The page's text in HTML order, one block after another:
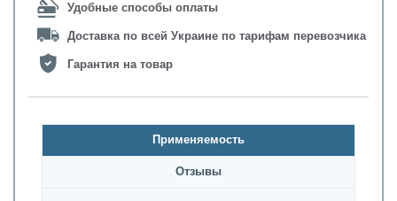
Удобные способы оплаты
Доставка по всей Украине по тарифам перевозчика
Гарантия на товар
Применяемость
Oтзывы